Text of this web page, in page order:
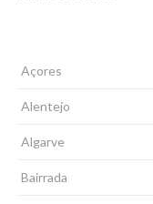
Açores
Alentejo
Algarve
Bairrada